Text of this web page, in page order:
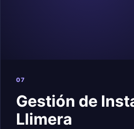
07
Gestión de
Llimera